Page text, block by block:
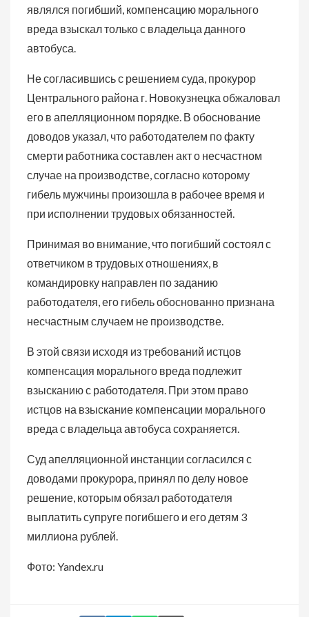
являлся погибший, компенсацию морального
вреда взыскал только с владельца данного
автобуса.
Не согласившись с решением суда, прокурор
Центрального района г. Новокузнецка обжаловал
его в апелляционном порядке. В обоснование
доводов указал, что работодателем по факту
смерти работника составлен акт о несчастном
случае на производстве, согласно которому
гибель мужчины произошла в рабочее время и
при исполнении трудовых обязанностей.
Принимая во внимание, что погибший состоял с
ответчиком в трудовых отношениях, в
командировку направлен по заданию
работодателя, его гибель обоснованно признана
несчастным случаем не производстве.
В этой связи исходя из требований истцов
компенсация морального вреда подлежит
взысканию с работодателя. При этом право
истцов на взыскание компенсации морального
вреда с владельца автобуса сохраняется.
Суд апелляционной инстанции согласился с
доводами прокурора, принял по делу новое
решение, которым обязал работодателя
выплатить супруге погибшего и его детям 3
миллиона рублей.
Фото: Yandex.ru